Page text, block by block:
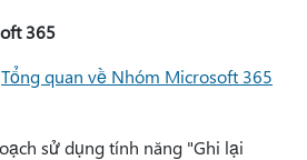
365
Tổng quan về Nhóm Microsoft 365
sử dụng tính năng "Ghi lại